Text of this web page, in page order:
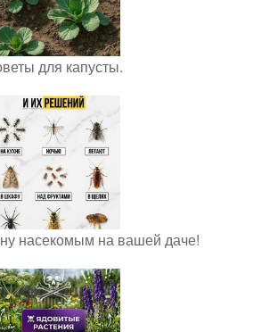
для капусты.
насекомым на вашей даче!